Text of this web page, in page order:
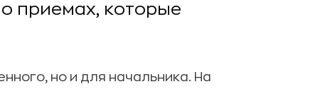
приемах, которые
но и для начальника. На